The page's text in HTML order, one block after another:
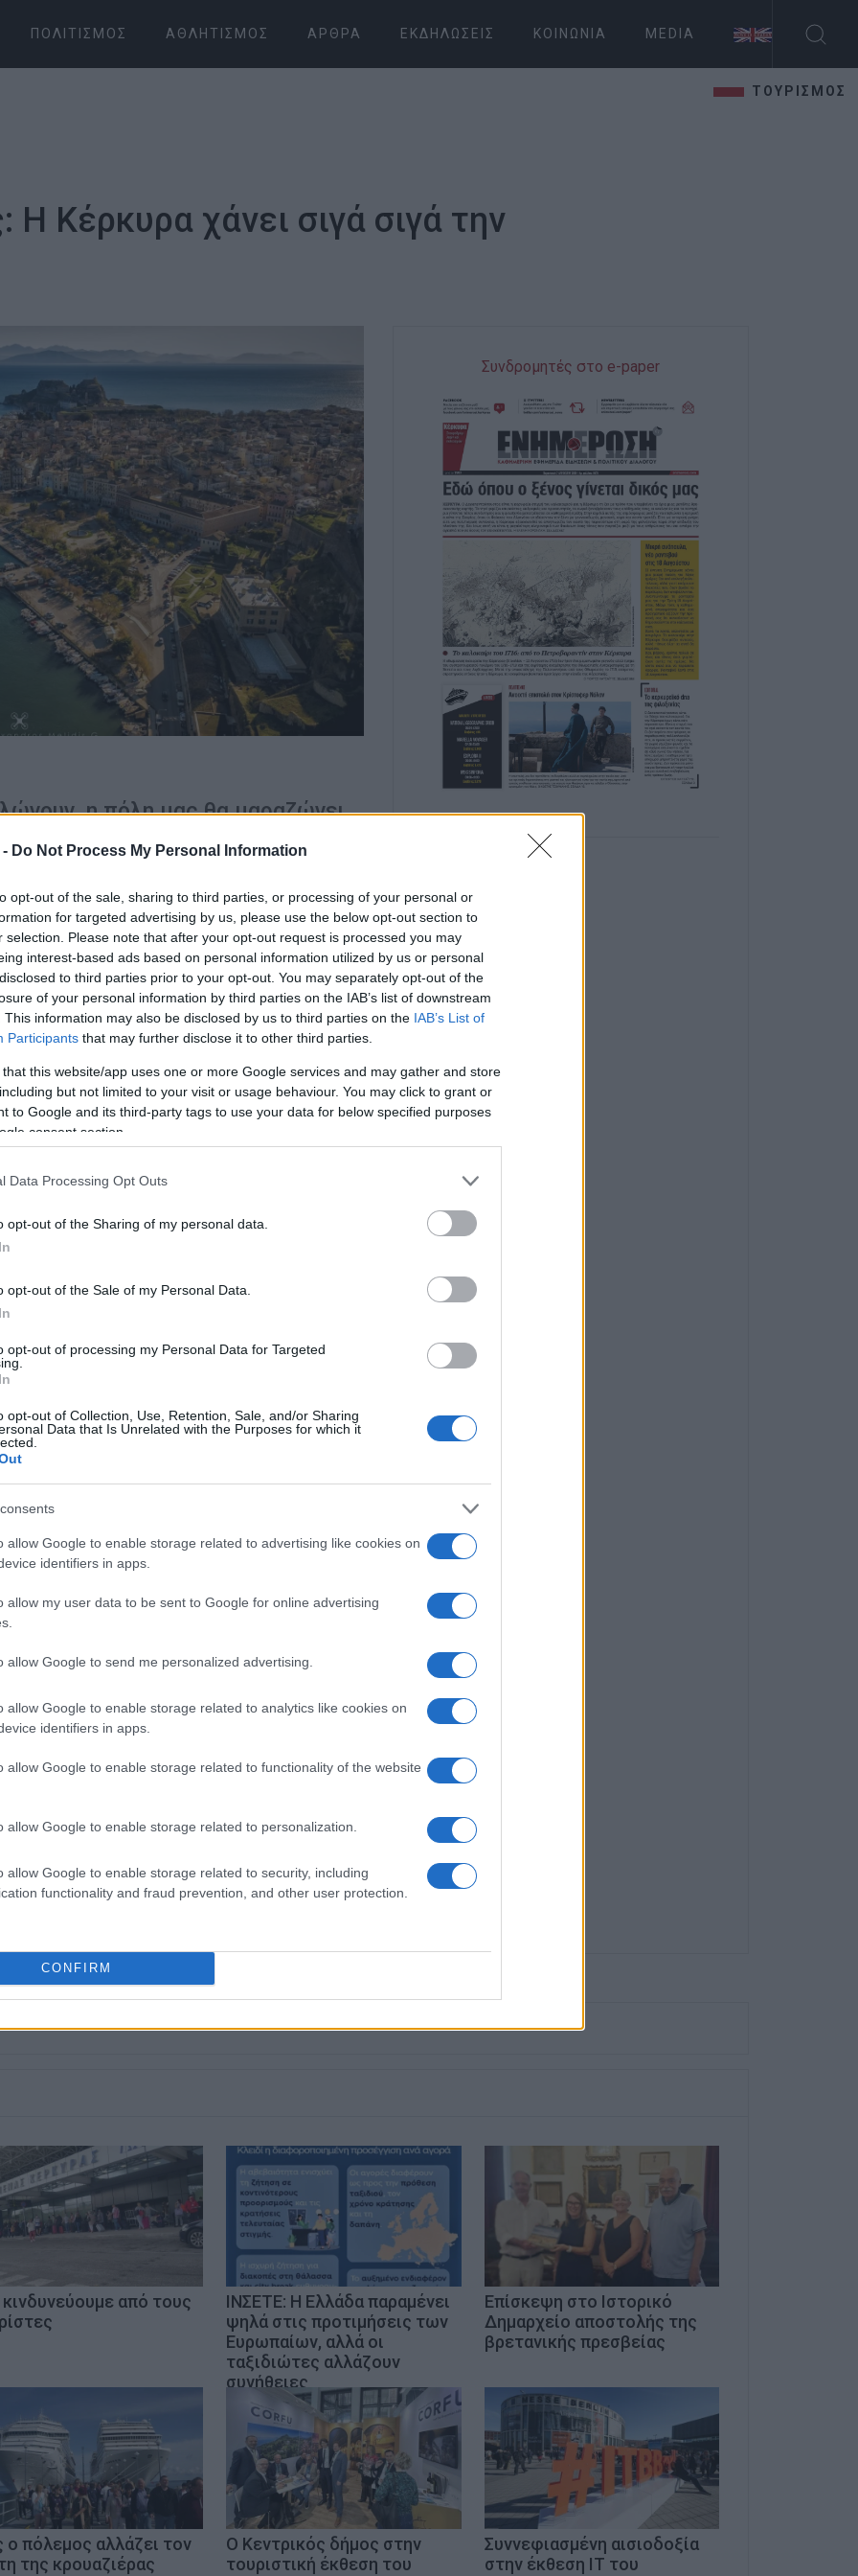
Do Not Process My Personal Information
opt-out of the sale, sharing to third parties, or processing of your personal or
for targeted advertising by us, please use the below opt-out section to
selection. Please note that after your opt-out request is processed you may
interest-based ads based on personal information utilized by us or personal
to third parties prior to your opt-out. You may separately opt-out of the
of your personal information by third parties on the IAB’s list of downstream
This information may also be disclosed by us to third parties on the IAB’s List of
Participants that may further disclose it to other third parties.
that this website/app uses one or more Google services and may gather and store
but not limited to your visit or usage behaviour. You may click to grant or
to Google and its third-party tags to use your data for below specified purposes
consent section.
Data Processing Opt Outs
opt-out of the Sharing of my personal data.
opt-out of the Sale of my Personal Data.
opt-out of processing my Personal Data for Targeted
opt-out of Collection, Use, Retention, Sale, and/or Sharing
Data that Is Unrelated with the Purposes for which it
allow Google to enable storage related to advertising like cookies on
identifiers in apps.
allow my user data to be sent to Google for online advertising
allow Google to send me personalized advertising.
allow Google to enable storage related to analytics like cookies on
identifiers in apps.
allow Google to enable storage related to functionality of the website
allow Google to enable storage related to personalization.
allow Google to enable storage related to security, including
functionality and fraud prevention, and other user protection.
CONFIRM
ΠΟΛΙΤΙΣΜΌΣ ΑΘΛΗΤΙΣΜΌΣ ΆΡΘΡΑ ΕΚΔΗΛΏΣΕΙΣ ΚΟΙΝΩΝΊΑ MEDIA
ΤΟΥΡΙΣΜΟΣ
Κέρκυρα χάνει σιγά σιγά την
η πόλη μας θα μαραζώνει
φιλοξενεί.
τα πάντα σε αυτήν. Και τώρα που ο επισκέπτης
του και να χαλαρώσει, μένουμε να
αυτό που μας έκανε μοναδικούς. Την
μας, τα τοπικά προϊόντα, τις συνταγές των
πάντα την ψυχή αυτού του τόπου.
τους άλλους. Έγινε ξεχωριστή επειδή είχε
και ανθρώπους που έδιναν ζωή σε αυτό
να στηρίζουμε ο ένας τον άλλον και αν
πράγματα που θα έπρεπε να είναι
σταθμό ή ότι ένας συμπολίτης μας κατάφερε να
αφίξεις και αριθμούς.
μας θα μαραζώνει κάτω από το βάρος του κόσμου
και διανυκτερεύσεις. Μετριέται από την
από την καθημερινότητα, από το αν οι νέοι
τις οικογένειές τους εδώ.
ένας προορισμός με εντυπωσιακούς
πρώτα οι άνθρωποί του.
Συνδρομητές στο e-paper
από τους
ΙΝΣΕΤΕ: Η Ελλάδα παραμένει
ψηλά στις προτιμήσεις των
Ευρωπαίων, αλλά οι
ταξιδιώτες αλλάζουν
συνήθειες
Επίσκεψη στο Ιστορικό
Δημαρχείο αποστολής της
βρετανικής πρεσβείας
πόλεμος αλλάζει τον
της κρουαζιέρας
Ο Κεντρικός δήμος στην
τουριστική έκθεση του
Συννεφιασμένη αισιοδοξία
στην έκθεση ΙΤ του